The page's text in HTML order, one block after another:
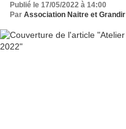
Publié le 17/05/2022 à 14:00
Par Association Naitre et Grandir